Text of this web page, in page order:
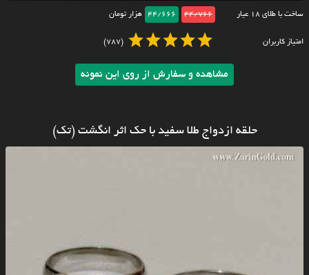
ساخت با طلای ۱۸ عیار 44/766
44/666 هزار تومان
امتیاز کاربران (787)
مشاهده و سفارش از روی این نمونه
حلقه ازدواج طلا سفید با حک اثر انگشت (تک)